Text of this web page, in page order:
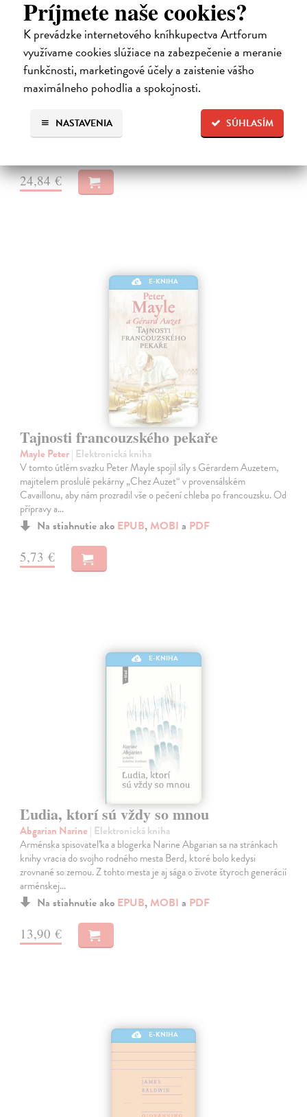
Príjmete naše cookies?
K prevádzke internetového kníhkupectva Artforum
využívame cookies slúžiace na zabezpečenie a meranie
funkčnosti, marketingové účely a zaistenie vášho
maximálneho pohodlia a spokojnosti.
SÚHLASÍM
NASTAVENIA
Město a jeho nejisté zdi
Murakami Haruki| Elektronická kniha
Město a jeho nejisté zdi – dlouho očekávaný román Harukiho
tematicky se prolíná s jeho kultovním dílem Konec světa & Hard-
24,84 €
E-KNIHA
Tajnosti francouzského pekaře
Mayle Peter| Elektronická kniha
V tomto útlém svazku Peter Mayle spojil síly s Gérardem Auzetem,
majitelem proslulé pekárny „Chez Auzet“ v provensálském
Cavaillonu, aby nám prozradil vše o pečení chleba po francouzsku. Od
přípravy a…
Na stiahnutie ako EPUB, MOBI a PDF
5,73 €
E-KNIHA
Ľudia, ktorí sú vždy so mnou
Abgarian Narine | Elektronická kniha
Arménska spisovateľka a blogerka Narine Abgarian sa na stránkach
knihy vracia do svojho rodného mesta Berd, ktoré bolo kedysi
zrovnané so zemou. Z tohto mesta je aj sága o živote štyroch generácií
arménskej…
Na stiahnutie ako EPUB, MOBI a PDF
13,90 €
E-KNIHA